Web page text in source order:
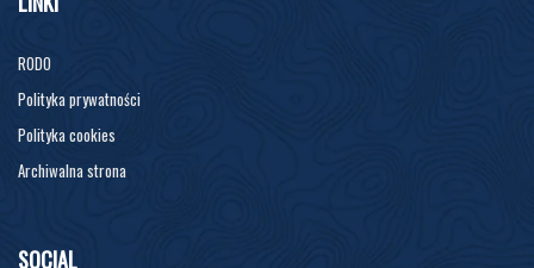
RODO
Polityka prywatności
Polityka cookies
Archiwalna strona
SOCIAL